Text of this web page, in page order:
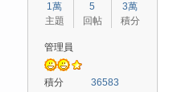
1萬
主題
5
回帖
3萬
積分
管理員
積分
36583